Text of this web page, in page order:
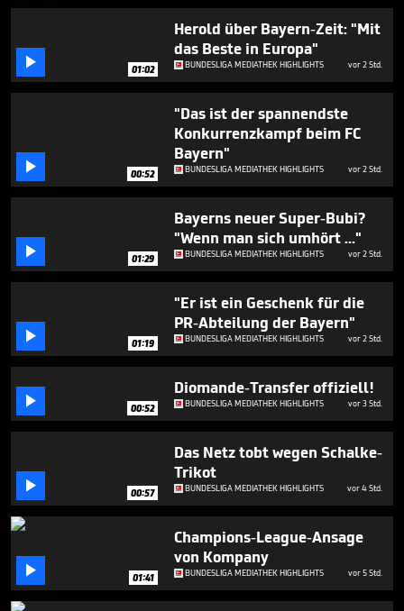
3
seconds
 01:02
Herold über Bayern-Zeit: "Mit
das Beste in Europa"
BUNDESLIGA MEDIATHEK HIGHLIGHTS vor 2 Std.
 00:52
"Das ist der spannendste
Konkurrenzkampf beim FC
Bayern"
BUNDESLIGA MEDIATHEK HIGHLIGHTS vor 2 Std.
 01:29
Bayerns neuer Super-Bubi?
"Wenn man sich umhört ..."
BUNDESLIGA MEDIATHEK HIGHLIGHTS vor 2 Std.
 01:19
"Er ist ein Geschenk für die
PR-Abteilung der Bayern"
BUNDESLIGA MEDIATHEK HIGHLIGHTS vor 2 Std.
 00:52
Diomande-Transfer offiziell!
BUNDESLIGA MEDIATHEK HIGHLIGHTS vor 3 Std.
 00:57
Das Netz tobt wegen Schalke-
Trikot
BUNDESLIGA MEDIATHEK HIGHLIGHTS vor 4 Std.
 01:41
Champions-League-Ansage
von Kompany
BUNDESLIGA MEDIATHEK HIGHLIGHTS vor 5 Std.